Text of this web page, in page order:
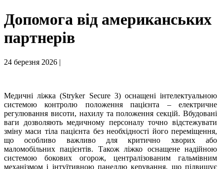
Допомога від американських
партнерів
24 березня 2026 |
Медичні ліжка (Stryker Secure 3) оснащені інтелектуальною
системою контролю положення пацієнта – електричне
регулювання висоти, нахилу та положення секцій. Вбудовані
ваги дозволяють медичному персоналу точно відстежувати
зміну маси тіла пацієнта без необхідності його переміщення,
що особливо важливо для критично хворих або
маломобільних пацієнтів. Також ліжко оснащене надійною
системою бокових огорож, централізованим гальмівним
механізмом і інтуїтивною панеллю керування, що підвищує